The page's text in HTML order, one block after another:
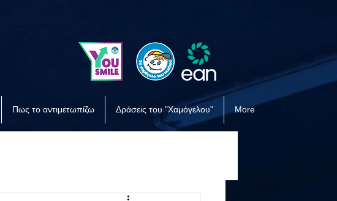
Πως το αντιμετωπίζω Δράσεις του "Χαμόγελου" More